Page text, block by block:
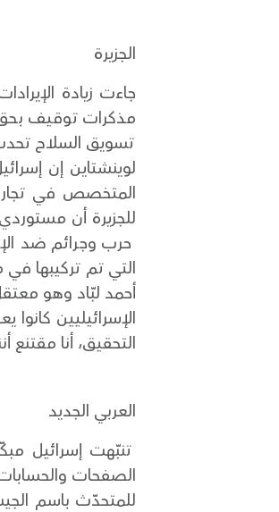
الجزيرة
جاءت زيادة
مذكرات توقيف بحق
تسويق السلاح
لوينشتاين إن
المتخصص في تجارة
للجزيرة أن
حرب وجرائم ضد
التي تم تركيبها
الإسرائيليين
التحقيق، أنا
العربي الجديد
تنبّهت إسرائيل
الصفحات